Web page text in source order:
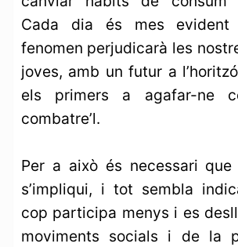
Cada dia és mes evident
fenomen perjudicarà les
joves, amb un futur a
els primers a agafar-ne
combatre’l.
Per a això és necessari
s’impliqui, i tot sembla
cop participa menys i es
moviments socials i de la